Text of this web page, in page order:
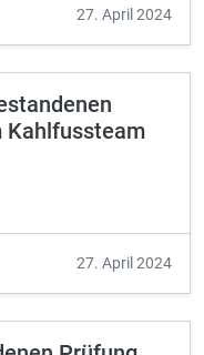
27. April 2024
Kahlfussteam
27. April 2024